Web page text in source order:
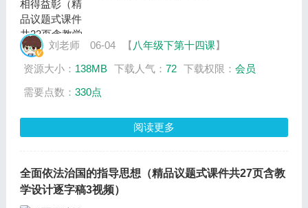
刘老师 06-04 【 八年级下第十四课】
资源大小： 138MB 下载人气： 72 下载权限： 会员
需要点数： 330点
阅读更多
全面依法治国的指导思想（精品议题式课件共27页含教
学设计逐字稿3视频）